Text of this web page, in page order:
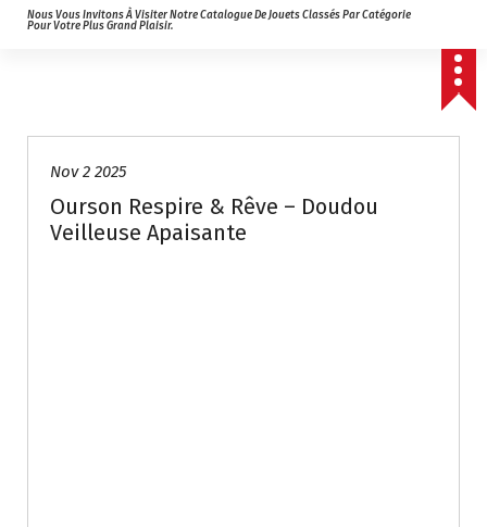
Nous Vous Invitons À Visiter Notre Catalogue De Jouets Classés Par Catégorie
Pour Votre Plus Grand Plaisir.
Nov 2 2025
Ourson Respire & Rêve – Doudou
Veilleuse Apaisante